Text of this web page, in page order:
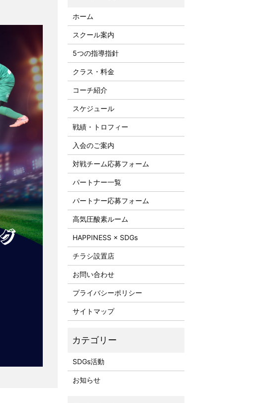
ホーム
スクール案内
5つの指導指針
クラス・料金
コーチ紹介
スケジュール
戦績・トロフィー
入会のご案内
対戦チーム応募フォーム
パートナー一覧
パートナー応募フォーム
高気圧酸素ルーム
HAPPINESS × SDGs
チラシ設置店
お問い合わせ
プライバシーポリシー
サイトマップ
SDGs活動
お知らせ